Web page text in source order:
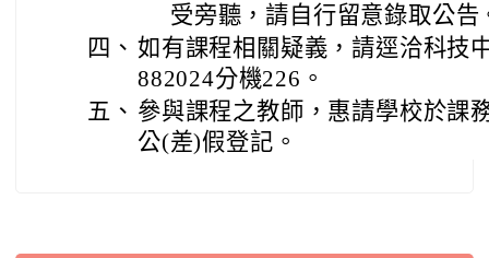
受旁聽，請自行留意錄取公告
四、 如有課程相關疑義，請逕洽科技
882024分機226。
五、 參與課程之教師，惠請學校於課
公(差)假登記。